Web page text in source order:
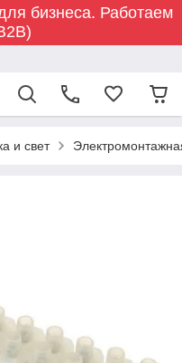
бизнеса. Работаем
и свет